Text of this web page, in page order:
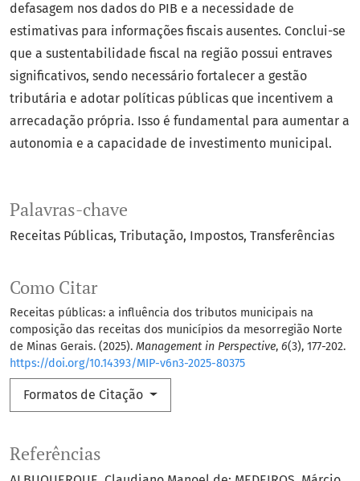
Palavras-chave
Receitas Públicas Tributação Impostos Transferências
Como Citar
Receitas públicas: a influência dos tributos municipais na
composição das receitas dos municípios da mesorregião Norte
de Minas Gerais. (2025). Management in Perspective, 6(3), 177-202.
https://doi.org/10.14393/MIP-v6n3-2025-80375
Formatos de Citação
defasagem nos dados do PIB e a necessidade de
estimativas para informações fiscais ausentes. Conclui-se
que a sustentabilidade fiscal na região possui entraves
significativos, sendo necessário fortalecer a gestão
tributária e adotar políticas públicas que incentivem a
arrecadação própria. Isso é fundamental para aumentar a
autonomia e a capacidade de investimento municipal.
Referências